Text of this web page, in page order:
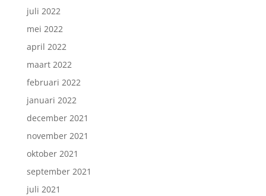
juli 2022
mei 2022
april 2022
maart 2022
februari 2022
januari 2022
december 2021
november 2021
oktober 2021
september 2021
juli 2021